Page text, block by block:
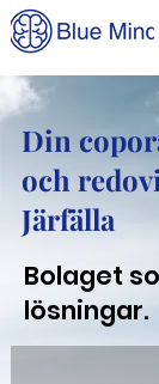
Din
och
Järfälla
Bolaget
lösningar.